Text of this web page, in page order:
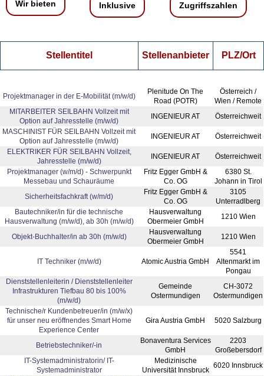
Wir bieten Inklusive Zugriffszahlen
Stellentitel Stellenanbieter PLZ/Ort
Projektmanager in der E‑Mobilität (m/w/d)
Plenitude On The
Road (POTR)
Österreich /
Wien / Remote
MITARBEITER SEILBAHN Vollzeit mit
Option auf Jahresstelle (m/w/d)
INGENIEUR AT
Österreichweit
MASCHINIST FÜR SEILBAHN Vollzeit mit
Option auf Jahresstelle (m/w/d)
INGENIEUR AT
Österreichweit
ELEKTRIKER FÜR SEILBAHN Vollzeit,
Jahresstelle (m/w/d)
INGENIEUR AT
Österreichweit
Projektmanager (w/m/d) - Schwerpunkt
Messebau und Schauräume
Fritz Egger GmbH &
Co. OG
6380 St.
Johann in Tirol
Sicherheitsfachkraft (w/m/d)
Fritz Egger GmbH &
Co. OG
3105
Unterradlberg
Bautechniker/in für die technische
Hausverwaltung (m/w/d), ab 30h (m/w/d)
Hausverwaltung
Obermeier GmbH
1210 Wien
Objekt-Buchhalter/in ab 30h (m/w/d)
Hausverwaltung
Obermeier GmbH
1210 Wien
IT Techniker (m/w/d) Atomic Austria GmbH
5541
Altenmarkt im
Pongau
Dienststellenleiterin / Dienststellenleiter
Infrastrukturen Tiefbau 80 bis 100%
(m/w/d)
Gemeinde
Ostermundigen
CH-3072
Ostermundigen
Technische/r Kundenbetreuer/in (m/w/x)
für unser neu eröffnendes Smart Home
Experience Center
Gira Austria GmbH 5020 Salzburg
Betriebstechniker/-in
Bonaventura Services
GmbH
2203
Großebersdorf
IT-Systemadministratorin/ IT-
Systemadministrator
Medizinische
Universität Innsbruck
6020 Innsbruck